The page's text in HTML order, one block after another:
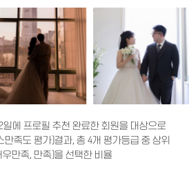
일에 프로필 추천 완료한 회원을 대상으로
족도 평가)결과, 총 4개 평가등급 중 상위
만족, 만족)을 선택한 비율